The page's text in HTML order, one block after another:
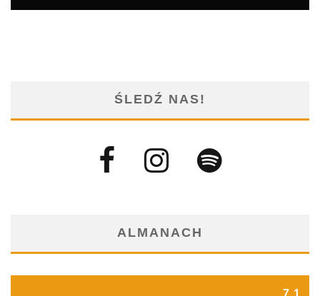
ŚLEDŹ NAS!
ALMANACH
7.1